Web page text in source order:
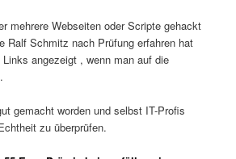
mehrere Webseiten oder Scripte gehackt
Ralf Schmitz nach Prüfung erfahren hat
angezeigt , wenn man auf die
gemacht worden und selbst IT-Profis
zu überprüfen.